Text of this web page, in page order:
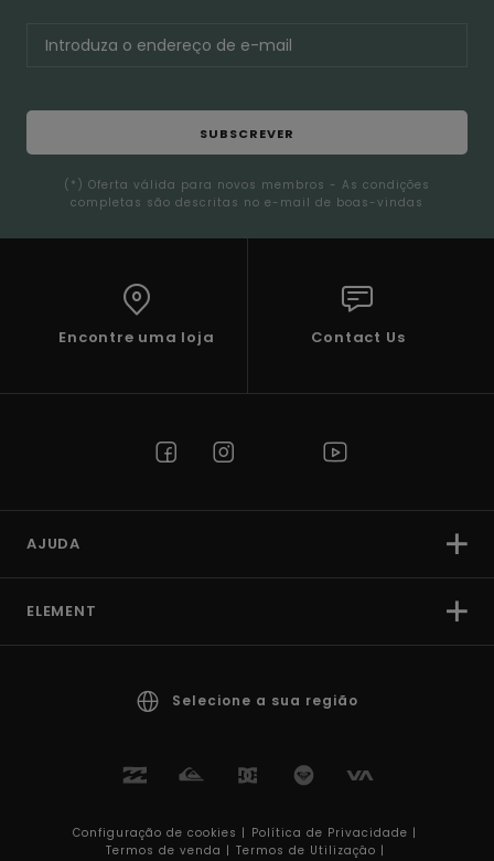
SUBSCREVER
(*) Oferta válida para novos membros - As condições
completas são descritas no e-mail de boas-vindas
Encontre uma loja Contact Us
AJUDA
ELEMENT
Selecione a sua região
Configuração de cookies | Política de Privacidade |
Termos de venda | Termos de Utilizaçâo |